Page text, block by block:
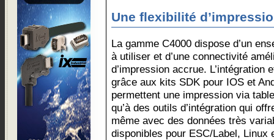
Une flexibilité
La gamme C4000 dispose d’un
à utiliser et d’une connectivité
d’impression accrue.
grâce aux kits SDK pour IOS et
permettent une impression via
qu’à des outils d’intégration qui
même avec des données très
disponibles pour ESC/Label, Linux